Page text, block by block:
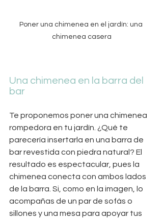
Poner una chimenea en el jardín: una
chimenea casera
Una chimenea en la barra del
bar
Te proponemos poner una chimenea
rompedora en tu jardín. ¿Qué te
parecería insertarla en una barra de
bar revestida con piedra natural? El
resultado es espectacular, pues la
chimenea conecta con ambos lados
de la barra. Si, como en la imagen, lo
acompañas de un par de sofás o
sillones y una mesa para apoyar tus